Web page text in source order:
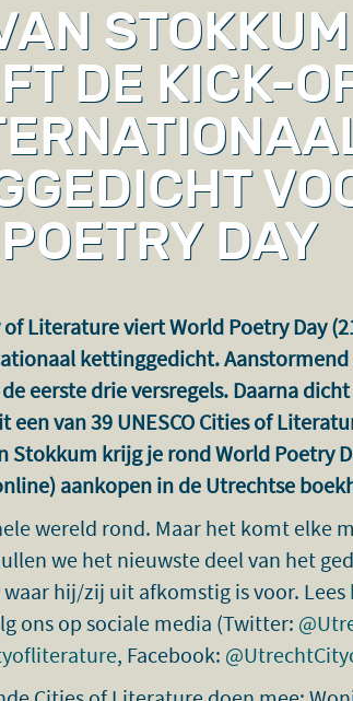
STOKKUM
DE KICK-
DAY
of Literature viert World Poetry Day
kettinggedicht.
eerste drie versregels. Daarna
van 39 UNESCO Cities of
Stokkum krijg je rond World Poetry
aankopen in de Utrechtse
wereld rond. Maar het komt elke
we het nieuwste deel van het
hij/zij uit afkomstig is voor. Lees
ons op sociale media (Twitter:
, Facebook: